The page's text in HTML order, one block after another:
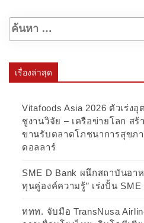
เรื่องล่าสุด
Vitafoods Asia 2026 ตัวเร่ง
ชูงานวิจัย – เครือข่ายโลก สร้
ขานรับตลาดโภชนาการสุขภ
ดอลลาร์
SME D Bank ผนึกสถาบันอา
ทุนคู่องค์ความรู้” เร่งปั้น
ททท. จับมือ TransNusa